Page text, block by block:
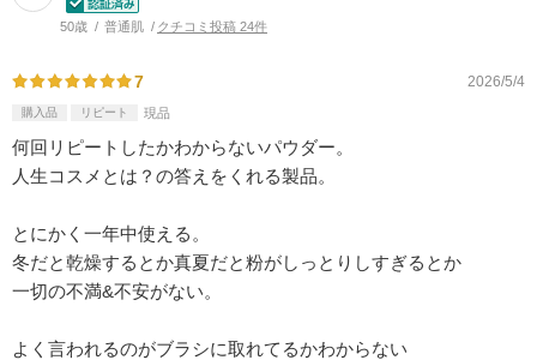
50歳 普通肌 クチコミ投稿 24件
7 2026/5/4
購入品 リピート 現品
何回リピートしたかわからないパウダー。
人生コスメとは？の答えをくれる製品。
とにかく一年中使える。
冬だと乾燥するとか真夏だと粉がしっとりしすぎるとか
一切の不満&不安がない。
よく言われるのがブラシに取れてるかわからない